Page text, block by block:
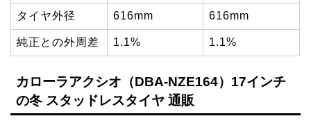
タイヤ外径 616mm 616mm
純正との外周差 1.1% 1.1%
カローラアクシオ（DBA-NZE164）17インチ
の冬 スタッドレスタイヤ 通販